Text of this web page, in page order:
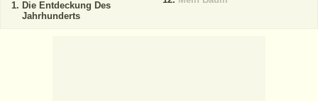
Die Entdeckung Des
Jahrhunderts